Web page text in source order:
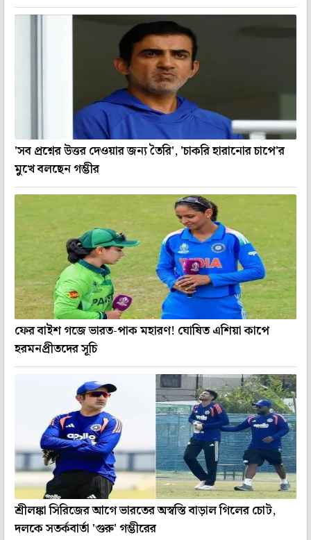
'সব প্রশ্নের উত্তর দেওয়ার জন্য তৈরি', 'চাকরি হারানোর চাপে'র
মুখে বলছেন গম্ভীর
ফের বাইশ গজে ভারত-পাক মহারণ! ঘোষিত এশিয়া কাপে
হরমনপ্রীতদের সূচি
শ্রীলঙ্কা সিরিজের আগে ভারতের অস্বস্তি বাড়াল গিলের চোট,
দলকে সতর্কবার্তা 'গুরু' গম্ভীরের